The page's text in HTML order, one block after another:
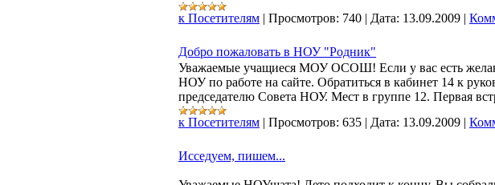
к Посетителям | Просмотров: 740 | Дата: 13.09.2009 |
Добро пожаловать в НОУ "Родник"
Уважаемые учащиеся МОУ ОСОШ! Если у вас есть
НОУ по работе на сайте. Обратиться в кабинет 14 к
председателю Совета НОУ. Мест в группе 12. Первая
к Посетителям | Просмотров: 635 | Дата: 13.09.2009 |
Исседуем, пишем...